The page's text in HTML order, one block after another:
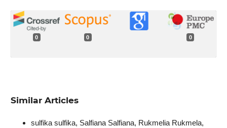
0 0 0
Similar Articles
sulfika sulfika, Salfiana Salfiana, Rukmelia Rukmela,